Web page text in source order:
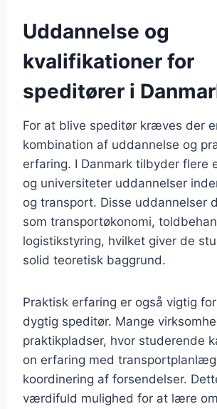
Uddannelse og
kvalifikationer for
speditører i
For at blive speditør kræves der
kombination af uddannelse og
erfaring. I Danmark tilbyder flere
og universiteter uddannelser
og transport. Disse uddannelser
som transportøkonomi,
logistikstyring, hvilket giver de
solid teoretisk baggrund.
Praktisk erfaring er også vigtig
dygtig speditør. Mange
praktikpladser, hvor studerende
on erfaring med
koordinering af forsendelser.
værdifuld mulighed for at lære